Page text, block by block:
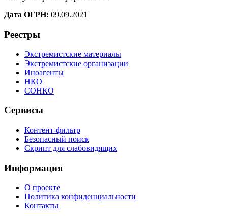
Дата ОГРН: 09.09.2021
Реестры
Экстремистские материалы
Экстремистские организации
Иноагенты
НКО
СОНКО
Сервисы
Контент-фильтр
Безопасный поиск
Скрипт для слабовидящих
Информация
О проекте
Политика конфиденциальности
Контакты